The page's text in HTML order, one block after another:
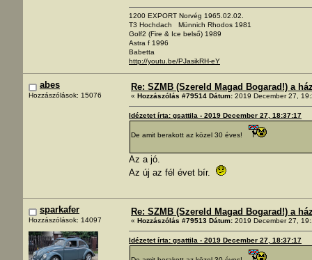
1200 EXPORT Norvég 1965.02.02.
T3 Hochdach Münnich Rhodos 1981
Golf2 (Fire & Ice belső) 1989
Astra f 1996
Babetta
http://youtu.be/PJasikRH-eY
abes
Hozzászólások: 15076
Re: SZMB (Szereld Magad Bogarad!) a
« Hozzászólás #79514 Dátum: 2019 December 27,
Idézetet írta: gsattila - 2019 December 27, 18:37:17
De amit berakott az közel 30 éves!
Az a jó.
Az új az fél évet bír.
sparkafer
Hozzászólások: 14097
Re: SZMB (Szereld Magad Bogarad!) a
« Hozzászólás #79513 Dátum: 2019 December 27,
Idézetet írta: gsattila - 2019 December 27, 18:37:17